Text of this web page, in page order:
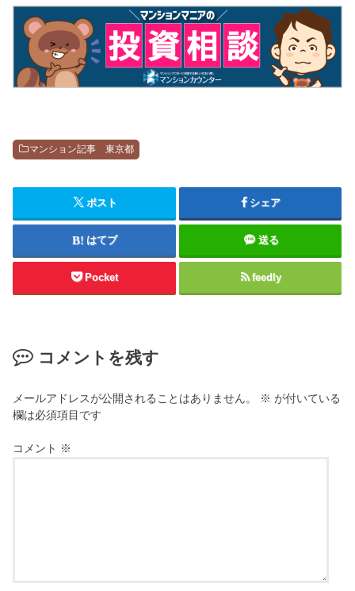
マンション記事 東京都
ポスト シェア
はてブ 送る
Pocket feedly
コメントを残す
メールアドレスが公開されることはありません。 ※ が付いている
欄は必須項目です
コメント ※